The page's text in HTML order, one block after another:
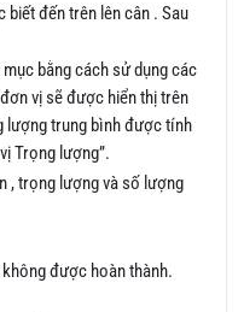
đến trên lên cân . Sau
bằng cách sử dụng các
vị sẽ được hiển thị trên
lượng trung bình được tính
Trọng lượng”.
, trọng lượng và số lượng
được hoàn thành.